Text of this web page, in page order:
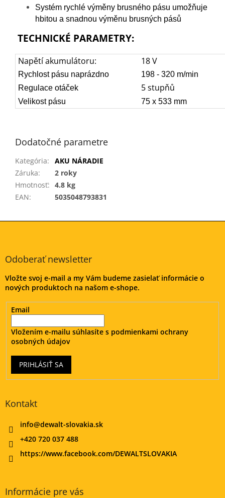
Systém rychlé výměny brusného pásu umožňuje
hbitou a snadnou výměnu brusných pásů
TECHNICKÉ PARAMETRY:
Napětí akumulátoru: 18 V
Rychlost pásu naprázdno
198 - 320 m/min
Regulace otáček
5 stupňů
Velikost pásu 75 x 533 mm
Dodatočné parametre
Kategória:
AKU NÁRADIE
Záruka:
2 roky
Hmotnosť: 4.8 kg
EAN: 5035048793831
Z
Odoberať newsletter
Vložte svoj e-mail a my Vám budeme zasielať informácie o
nových produktoch na našom e-shope.
Email
Vložením e-mailu súhlasíte s podmienkami ochrany
osobných údajov
PRIHLÁSIŤ SA
Kontakt
info@dewalt-slovakia.sk
+420 720 037 488
https://www.facebook.com/DEWALTSLOVAKIA
Informácie pre vás